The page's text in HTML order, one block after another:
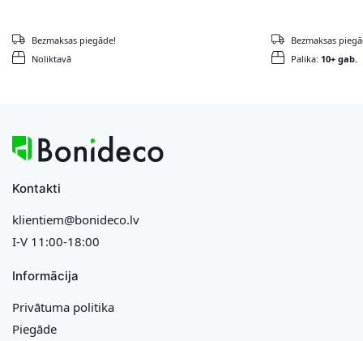
Noliktavā
Bezmaksas piegāde!
Palika: 10+ gab.
Bezmaksas
Kontakti
klientiem@bonideco.lv
I-V 11:00-18:00
Informācija
Privātuma politika
Piegāde